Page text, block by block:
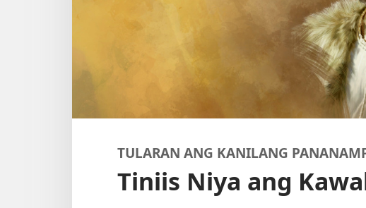
TULARAN ANG KANILANG
Tiniis Niya ang